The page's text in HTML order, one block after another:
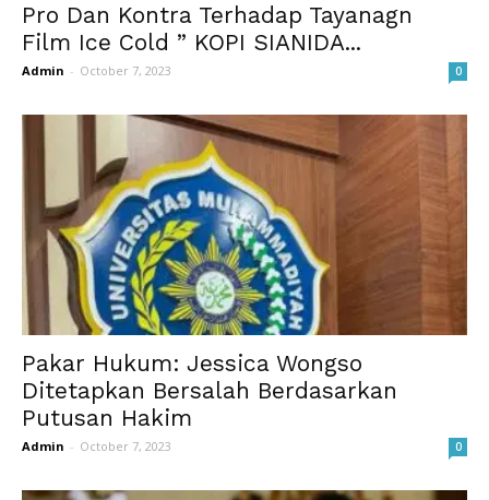
Pro Dan Kontra Terhadap Tayanagn
Film Ice Cold ” KOPI SIANIDA...
Admin - October 7, 2023 0
Pakar Hukum: Jessica Wongso
Ditetapkan Bersalah Berdasarkan
Putusan Hakim
Admin - October 7, 2023 0